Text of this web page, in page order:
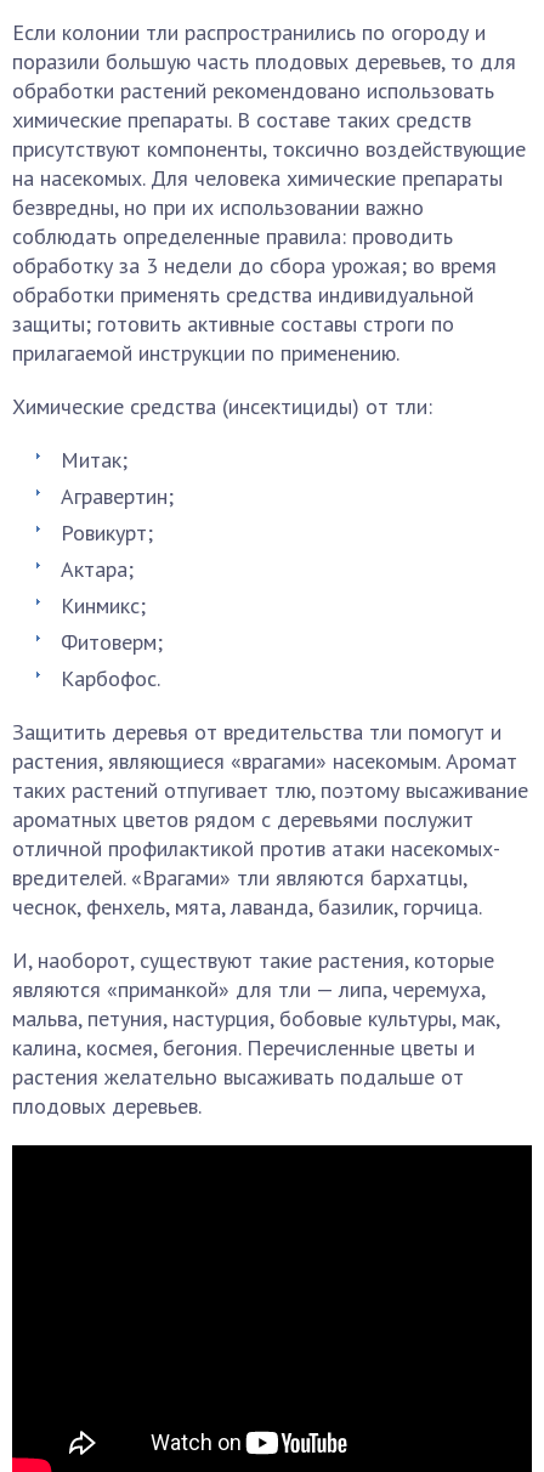
Если колонии тли распространились по огороду и
поразили большую часть плодовых деревьев, то для
обработки растений рекомендовано использовать
химические препараты. В составе таких средств
присутствуют компоненты, токсично воздействующие
на насекомых. Для человека химические препараты
безвредны, но при их использовании важно
соблюдать определенные правила: проводить
обработку за 3 недели до сбора урожая; во время
обработки применять средства индивидуальной
защиты; готовить активные составы строги по
прилагаемой инструкции по применению.
Химические средства (инсектициды) от тли:
Митак;
Агравертин;
Ровикурт;
Актара;
Кинмикс;
Фитоверм;
Карбофос.
Защитить деревья от вредительства тли помогут и
растения, являющиеся «врагами» насекомым. Аромат
таких растений отпугивает тлю, поэтому высаживание
ароматных цветов рядом с деревьями послужит
отличной профилактикой против атаки насекомых-
вредителей. «Врагами» тли являются бархатцы,
чеснок, фенхель, мята, лаванда, базилик, горчица.
И, наоборот, существуют такие растения, которые
являются «приманкой» для тли — липа, черемуха,
мальва, петуния, настурция, бобовые культуры, мак,
калина, космея, бегония. Перечисленные цветы и
растения желательно высаживать подальше от
плодовых деревьев.